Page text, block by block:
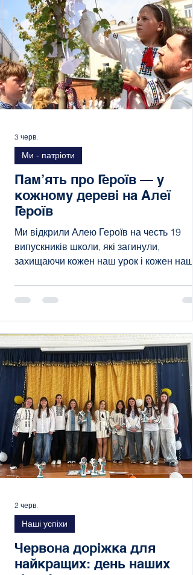
Керівника, який чудово розуміє
та виклики сучасної освіти. Весь
учнівський та батькі
Пам’ять про Героїв — у
кожному дереві на Алеї
Героїв
Ми відкрили Алею Героїв на честь 19
випускників школи, які загинули,
захищаючи кожен наш урок і кожен наш
випускників, які поклали життя за
19 кленів Фрімана відтепер ростимуть на
території школи як символ неймовірної
сили духу Захисників та нашої
невичерпної вдячності до них. На
дереві — металевий жетон із QR-кодом,
яким можна прочитати про Героя
До відкриття алеї долуч
Ми - патріоти
3 черв.
Червона доріжка для
найкращих: день наших
Наші успіхи
2 черв.